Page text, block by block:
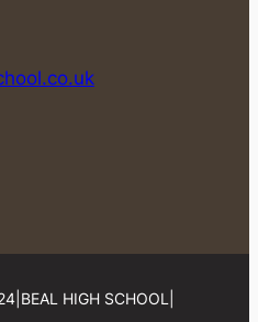
BEAL HIGH SCHOOL